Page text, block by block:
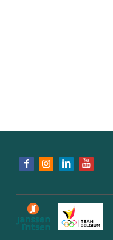
Bezoek
social
media
pagina's: